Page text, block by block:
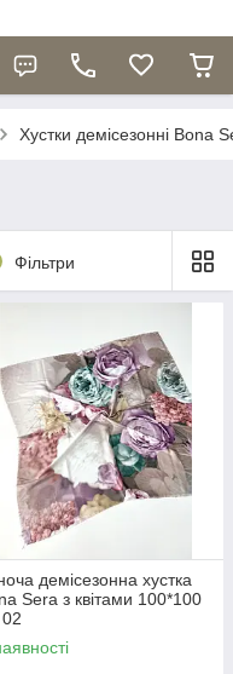
Хустки демісезонні Bona
Фільтри
демісезонна хустка
Sera з квітами 100*100